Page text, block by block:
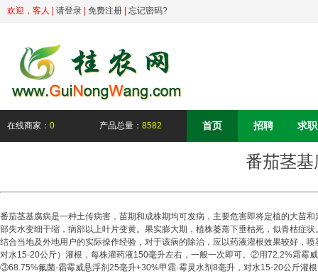
欢迎， 客人 请登录 免费注册 忘记密码?
在线商家： 0 产品总量： 8582 首页 招聘 求职
番茄茎
番茄茎基腐病是一种土传病害，苗期和成株期均可发病，主要危害即将定植的大苗
部失水变细干缩，病部以上叶片变黄。果实膨大期，植株萎蔫下垂枯死，似青枯症
结合当地及外地用户的实际操作经验，对于该病的除治，应以药液灌根效果较好
对水15-20公斤）灌根，每株灌药液150毫升左右，一般一次即可。②用72.2%霜霉
③68.75%氟菌·霜霉威悬浮剂25毫升+30%甲霜·霉灵水剂8毫升，对水15-20公斤灌